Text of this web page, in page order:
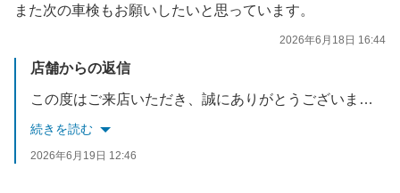
また次の車検もお願いしたいと思っています。
2026年6月18日 16:44
店舗からの返信
この度はご来店いただき、誠にありがとうございました。ご満足して頂き大変光栄に思います。また、高評価をいただきありがとうございます。たくさんの方へご満足いただけるようこれからも接客サービスの向上に努めます。またのご利用心よりお持ちしております。
続きを読む
2026年6月19日 12:46